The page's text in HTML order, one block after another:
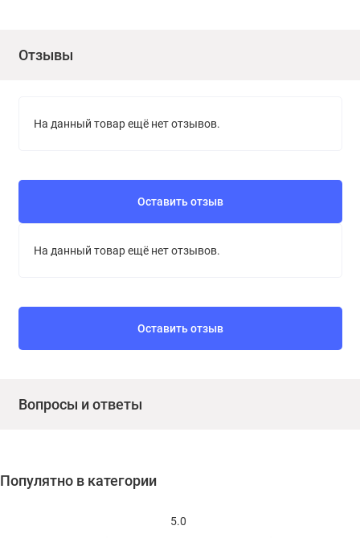
Отзывы
На данный товар ещё нет отзывов.
Оставить отзыв
На данный товар ещё нет отзывов.
Оставить отзыв
Вопросы и ответы
Популятно в категории
5.0